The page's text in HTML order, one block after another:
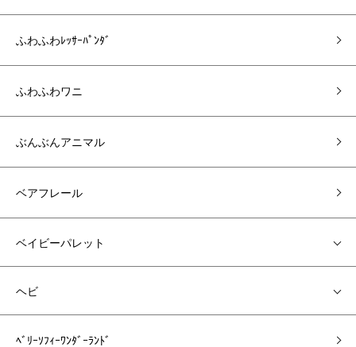
ふわふわﾚｯｻｰﾊﾟﾝﾀﾞ
ふわふわワニ
ぶんぶんアニマル
ベアフレール
ベイビーパレット
ヘビ
ﾍﾞﾘｰｿﾌｨｰﾜﾝﾀﾞｰﾗﾝﾄﾞ